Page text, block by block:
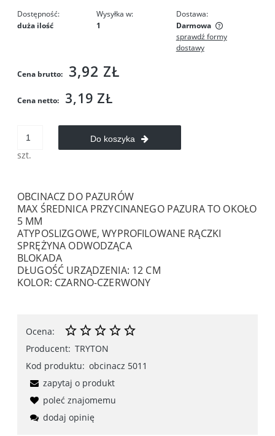
Dostępność:
duża ilość
Wysyłka w:
1
Dostawa:
Darmowa
Cena nie zawiera ewentualnych kosztów płatności
sprawdź formy
dostawy
Cena brutto: 3,92 ZŁ
Cena netto: 3,19 ZŁ
szt.
Do koszyka
OBCINACZ DO PAZURÓW
MAX ŚREDNICA PRZYCINANEGO PAZURA TO OKOŁO
5 MM
ATYPOSLIZGOWE, WYPROFILOWANE RĄCZKI
SPRĘŻYNA ODWODZĄCA
BLOKADA
DŁUGOŚĆ URZĄDZENIA: 12 CM
KOLOR: CZARNO-CZERWONY
Ocena:
Producent: TRYTON
Kod produktu: obcinacz 5011
zapytaj o produkt
poleć znajomemu
dodaj opinię